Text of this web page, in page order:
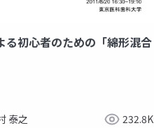
る初心者のための「綿形混合
泰之 232.8K